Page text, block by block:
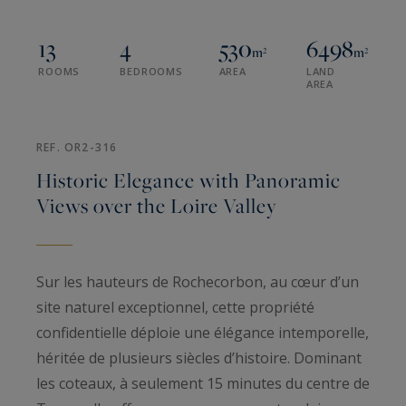
13
ROOMS
4
BEDROOMS
530m²
AREA
6498m²
LAND
AREA
REF. OR2-316
Historic Elegance with Panoramic
Views over the Loire Valley
Sur les hauteurs de Rochecorbon, au cœur d’un
site naturel exceptionnel, cette propriété
confidentielle déploie une élégance intemporelle,
héritée de plusieurs siècles d’histoire. Dominant
les coteaux, à seulement 15 minutes du centre de